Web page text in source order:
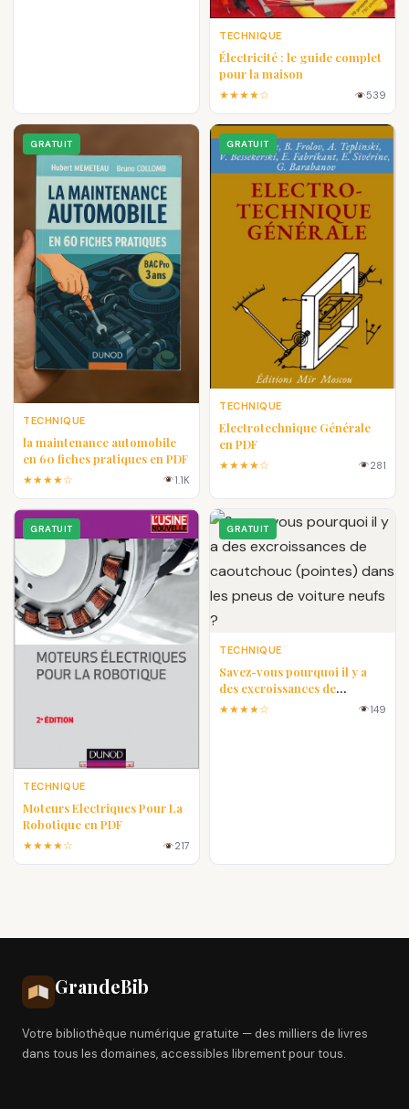
TECHNIQUE
Électricité : le guide complet
pour la maison
★★★★☆ 539
GRATUIT
TECHNIQUE
la maintenance automobile
en 60 fiches pratiques en PDF
★★★★☆ 1.1K
GRATUIT
TECHNIQUE
Electrotechnique Générale
en PDF
★★★★☆ 281
GRATUIT
TECHNIQUE
Moteurs Electriques Pour La
Robotique en PDF
★★★★☆ 217
GRATUIT
TECHNIQUE
Savez-vous pourquoi il y a
des excroissances de
caoutchouc (pointes) dans les
★★★★☆ 149
GrandeBib
Votre bibliothèque numérique gratuite — des milliers de livres
dans tous les domaines, accessibles librement pour tous.